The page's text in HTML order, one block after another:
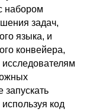
набором
задач,
языка, и
конвейера,
исследователям
код